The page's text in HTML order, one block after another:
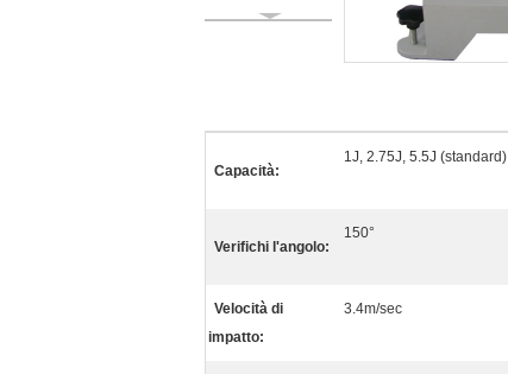
Capacità:
1J, 2.75J, 5.5J (standard)
Verifichi l'angolo:
150°
Velocità di
impatto:
3.4m/sec